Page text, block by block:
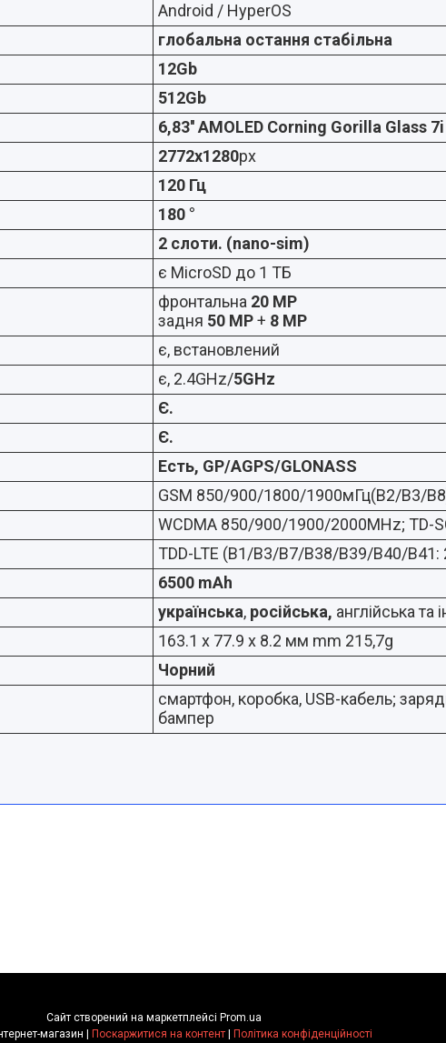
Android / HyperOS
глобальна остання стабільна
12Gb
512Gb
6,83'' AMOLED Corning Gorilla Glass 7i
2772x1280px
120 Гц
180 °
2 слоти. (nano-sim)
є MicroSD до 1 ТБ
фронтальна 20 MP
задня 50 MP+ 8 MP
є, встановлений
є, 2.4GHz/5GHz
Є.
Є.
Есть, GP/AGPS/GLONASS
GSM 850/900/1800/1900мГц(B2/B3/
WCDMA 850/900/1900/2000MHz; TD-
TDD-LTE (B1/B3/B7/B38/B39/B40/
6500 mAh
українська, російська, англійська та
163.1 x 77.9 x 8.2 мм mm 215,7g
Чорний
смартфон, коробка, USB-кабель;
бампер
Сайт створений на маркетплейсі Prom.ua
Поскаржитися на контент Політика конфіденційності